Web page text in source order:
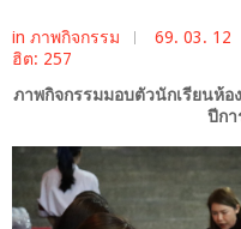
in ภาพกิจกรรม 69. 03. 12
ฮิต: 257
ภาพกิจกรรมมอบตัวนักเรียนห้
ปีกา